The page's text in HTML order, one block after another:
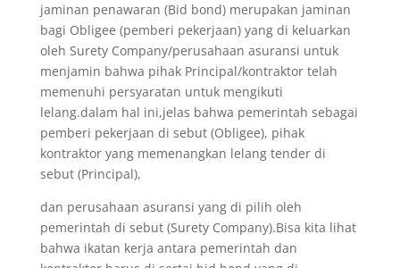
jaminan penawaran (Bid bond) merupakan jaminan
bagi Obligee (pemberi pekerjaan) yang di keluarkan
oleh Surety Company/perusahaan asuransi untuk
menjamin bahwa pihak Principal/kontraktor telah
memenuhi persyaratan untuk mengikuti
lelang.dalam hal ini,jelas bahwa pemerintah sebagai
pemberi pekerjaan di sebut (Obligee), pihak
kontraktor yang memenangkan lelang tender di
sebut (Principal),
dan perusahaan asuransi yang di pilih oleh
pemerintah di sebut (Surety Company).Bisa kita lihat
bahwa ikatan kerja antara pemerintah dan